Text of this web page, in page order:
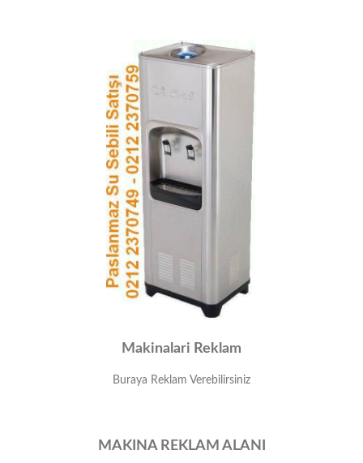
Makinalari Reklam
Buraya Reklam Verebilirsiniz
MAKINA REKLAM ALANI